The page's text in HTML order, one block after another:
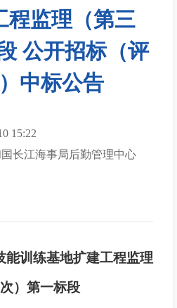
程监理（第三
公开招标（评
中标公告
15:22
长江海事局后勤管理中心
能训练基地扩建工程监理
） 第一标段